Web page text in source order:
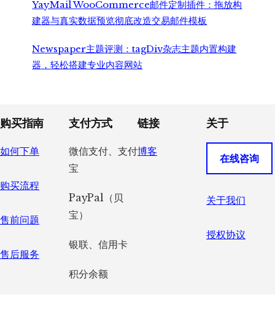
YayMail WooCommerce邮件定制插件：拖放构
建器与真实数据预览彻底改造交易邮件模板
Newspaper主题评测：tagDiv杂志主题内置构建
器，轻松搭建专业内容网站
Footer
购买指南
如何下单
购买流程
售前问题
售后服务
支付方式
微信支付、支付
宝
PayPal（贝
宝）
银联、信用卡
积分余额
链接
博客
关于
在线咨询
关于我们
授权协议